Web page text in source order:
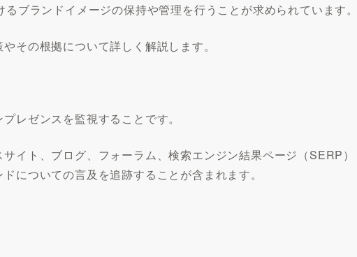
ブランドイメージの保持や管理を行うことが求められています
その根拠について詳しく解説します。
レゼンスを監視することです。
イト、ブログ、フォーラム、検索エンジン結果ページ（SERP）
についての言及を追跡することが含まれます。